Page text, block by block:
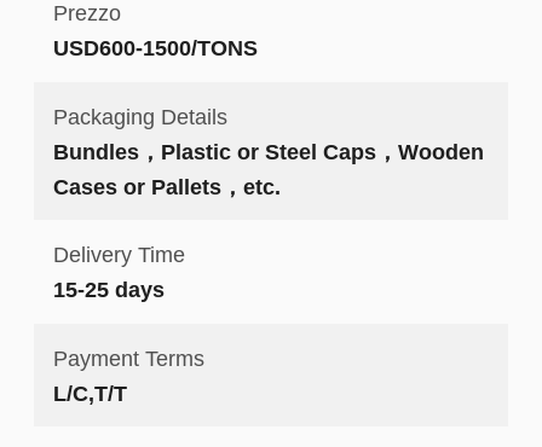
Prezzo
USD600-1500/TONS
Packaging Details
Bundles，Plastic or Steel Caps，Wooden
Cases or Pallets，etc.
Delivery Time
15-25 days
Payment Terms
L/C,T/T